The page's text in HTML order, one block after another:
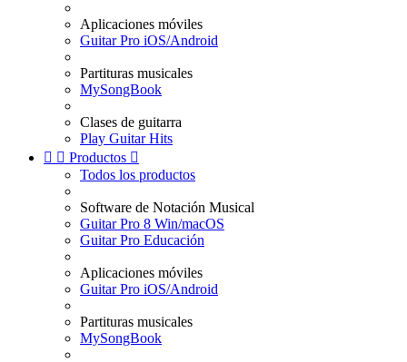
Aplicaciones móviles
Guitar Pro iOS/Android
Partituras musicales
MySongBook
Clases de guitarra
Play Guitar Hits
  Productos 
Todos los productos
Software de Notación Musical
Guitar Pro 8 Win/macOS
Guitar Pro Educación
Aplicaciones móviles
Guitar Pro iOS/Android
Partituras musicales
MySongBook